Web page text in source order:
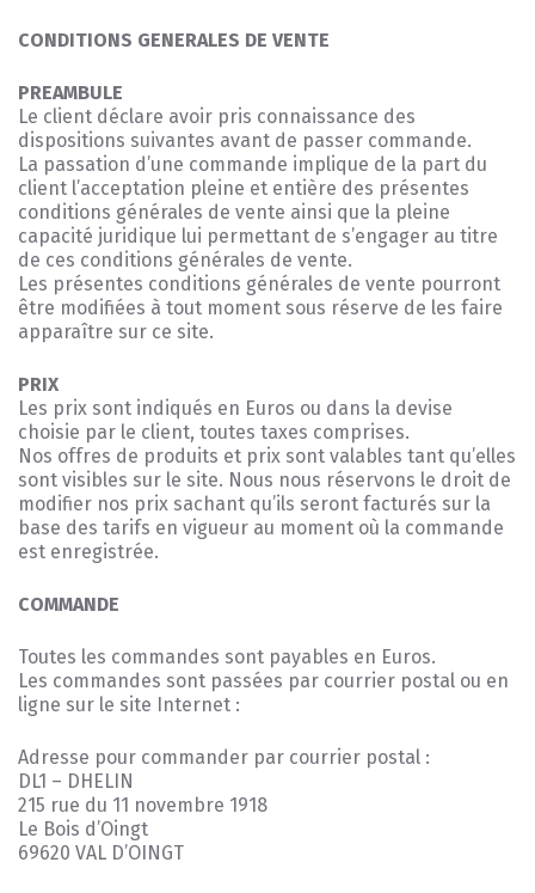
CONDITIONS GENERALES DE VENTE
PREAMBULE
Le client déclare avoir pris connaissance des
dispositions suivantes avant de passer commande.
La passation d’une commande implique de la part du
client l’acceptation pleine et entière des présentes
conditions générales de vente ainsi que la pleine
capacité juridique lui permettant de s’engager au titre
de ces conditions générales de vente.
Les présentes conditions générales de vente pourront
être modifiées à tout moment sous réserve de les faire
apparaître sur ce site.
PRIX
Les prix sont indiqués en Euros ou dans la devise
choisie par le client, toutes taxes comprises.
Nos offres de produits et prix sont valables tant qu’elles
sont visibles sur le site. Nous nous réservons le droit de
modifier nos prix sachant qu’ils seront facturés sur la
base des tarifs en vigueur au moment où la commande
est enregistrée.
COMMANDE
Toutes les commandes sont payables en Euros.
Les commandes sont passées par courrier postal ou en
ligne sur le site Internet :
Adresse pour commander par courrier postal :
DL1 – DHELIN
215 rue du 11 novembre 1918
Le Bois d’Oingt
69620 VAL D’OINGT